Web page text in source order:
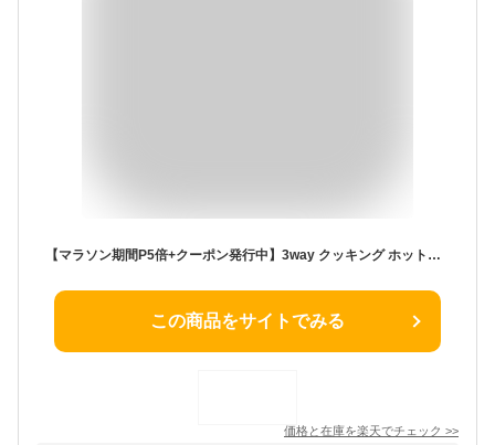
【マラソン期間P5倍+クーポン発行中】3way クッキング ホットプレート 3wayホットプレート 1人用 2〜3人用 ブラック 焼肉 たこ焼き お好み焼き 焼きそば ホットケーキ 調理器具 調理家電 クッキング家電 お手入れ 簡単 おうち時間 一人暮し
この商品をサイトでみる
価格と在庫を楽天でチェック >>